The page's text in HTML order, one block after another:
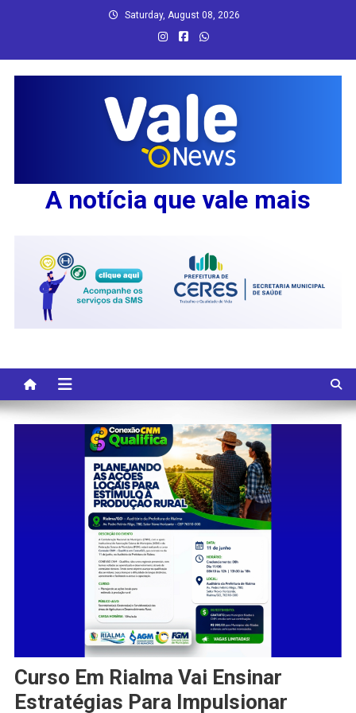
Saturday, August 08, 2026
A notícia que vale mais
Curso Em Rialma Vai Ensinar
Estratégias Para Impulsionar